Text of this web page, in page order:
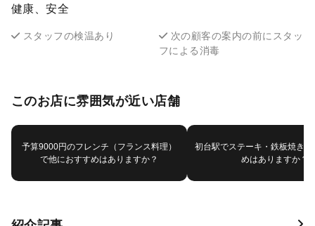
健康、安全
スタッフの検温あり
次の顧客の案内の前にスタッ
フによる消毒
このお店に雰囲気が近い店舗
予算9000円のフレンチ（フランス料理）
で他におすすめはありますか？
初台駅でステーキ・鉄板焼き
めはありますか？